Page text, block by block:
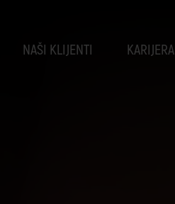
NAŠI KLIJENTI KARIJERA